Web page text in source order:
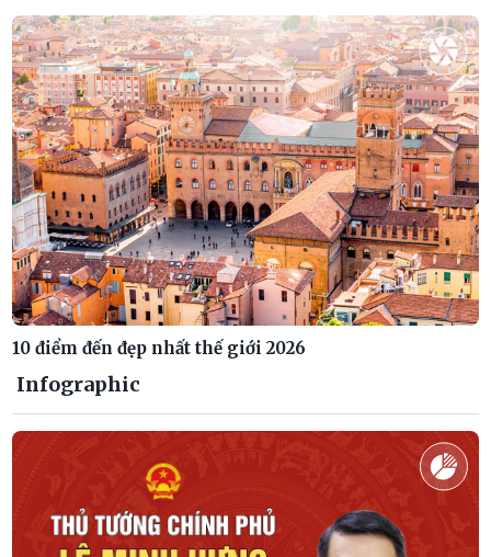
10 điểm đến đẹp nhất thế giới 2026
Infographic